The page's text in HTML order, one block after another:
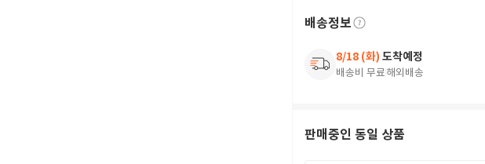
배송정보
8/18 (화) 도착예정
배송비 무료해외배송
판매중인 동일 상품